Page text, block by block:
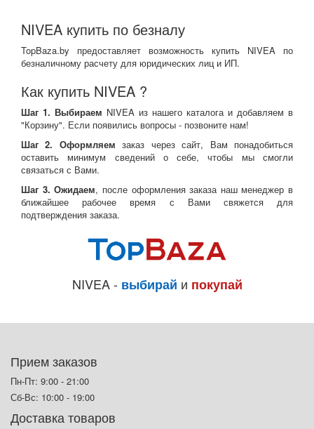
NIVEA купить по безналу
TopBaza.by предоставляет возможность купить NIVEA по
безналичному расчету для юридических лиц и ИП.
Как купить NIVEA ?
Шаг 1. Выбираем NIVEA из нашего каталога и добавляем в
"Корзину". Если появились вопросы - позвоните нам!
Шаг 2. Оформляем заказ через сайт, Вам понадобиться
оставить минимум сведений о себе, чтобы мы смогли
связаться с Вами.
Шаг 3. Ожидаем, после оформления заказа наш менеджер в
ближайшее рабочее время с Вами свяжется для
подтверждения заказа.
NIVEA - выбирай и покупай
Прием заказов
Пн-Пт: 9:00 - 21:00
Сб-Вс: 10:00 - 19:00
Доставка товаров